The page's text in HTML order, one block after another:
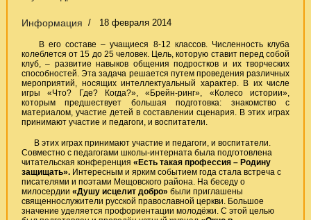
Информация 18 февраля 2014
В его составе – учащиеся 8-12 классов. Численность клуба
колеблется от 15 до 25 человек. Цель, которую ставит перед собой
клуб, – развитие навыков общения подростков и их творческих
способностей. Эта задача решается путем проведения различных
мероприятий, носящих интеллектуальный характер. В их числе
игры «Что? Где? Когда?», «Брейн-ринг», «Колесо истории»,
которым предшествует большая подготовка: знакомство с
материалом, участие детей в составлении сценария. В этих играх
принимают участие и педагоги, и воспитатели.
В этих играх принимают участие и педагоги, и воспитатели.
Совместно с педагогами школы-интерната была подготовлена
читательская конференция «Есть такая профессия – Родину
защищать». Интересным и ярким событием года стала встреча с
писателями и поэтами Мещовского района. На беседу о
милосердии «Душу исцелит добро» были приглашены
священнослужители русской православной церкви. Большое
значение уделяется профориентации молодёжи. С этой целью